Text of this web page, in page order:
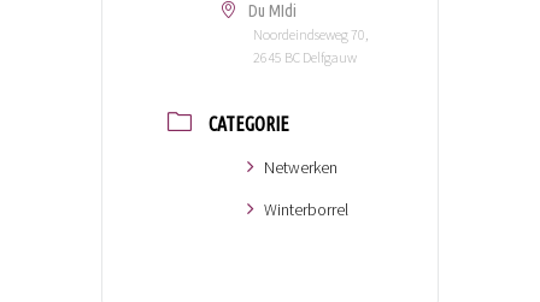
Du MIdi
Noordeindseweg 70,
2645 BC Delfgauw
CATEGORIE
Netwerken
Winterborrel